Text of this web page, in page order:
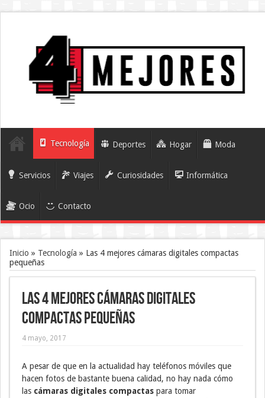
Tecnología Deportes Hogar Moda
Servicios Viajes Curiosidades Informática
Ocio Contacto
Inicio » Tecnología » Las 4 mejores cámaras digitales compactas
pequeñas
Las 4 mejores cámaras digitales
compactas pequeñas
4 mayo, 2017
A pesar de que en la actualidad hay teléfonos móviles que
hacen fotos de bastante buena calidad, no hay nada cómo
las cámaras digitales compactas para tomar